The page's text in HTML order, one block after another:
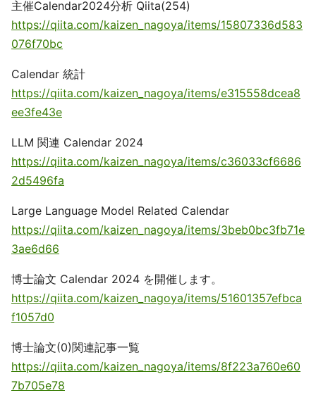
主催Calendar2024分析 Qiita(254)
https://qiita.com/kaizen_nagoya/items/15807336d583
076f70bc
Calendar 統計
https://qiita.com/kaizen_nagoya/items/e315558dcea8
ee3fe43e
LLM 関連 Calendar 2024
https://qiita.com/kaizen_nagoya/items/c36033cf6686
2d5496fa
Large Language Model Related Calendar
https://qiita.com/kaizen_nagoya/items/3beb0bc3fb71e
3ae6d66
博士論文 Calendar 2024 を開催します。
https://qiita.com/kaizen_nagoya/items/51601357efbca
f1057d0
博士論文(0)関連記事一覧
https://qiita.com/kaizen_nagoya/items/8f223a760e60
7b705e78